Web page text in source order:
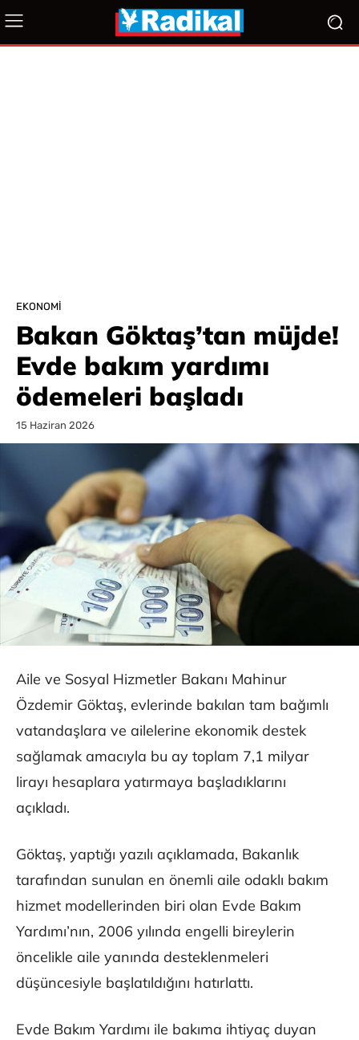
EKONOMI
Bakan Göktaş’tan müjde!
Evde bakım yardımı
ödemeleri başladı
15 Haziran 2026
Aile ve Sosyal Hizmetler Bakanı Mahinur
Özdemir Göktaş, evlerinde bakılan tam bağımlı
vatandaşlara ve ailelerine ekonomik destek
sağlamak amacıyla bu ay toplam 7,1 milyar
lirayı hesaplara yatırmaya başladıklarını
açıkladı.
Göktaş, yaptığı yazılı açıklamada, Bakanlık
tarafından sunulan en önemli aile odaklı bakım
hizmet modellerinden biri olan Evde Bakım
Yardımı’nın, 2006 yılında engelli bireylerin
öncelikle aile yanında desteklenmeleri
düşüncesiyle başlatıldığını hatırlattı.
Evde Bakım Yardımı ile bakıma ihtiyaç duyan